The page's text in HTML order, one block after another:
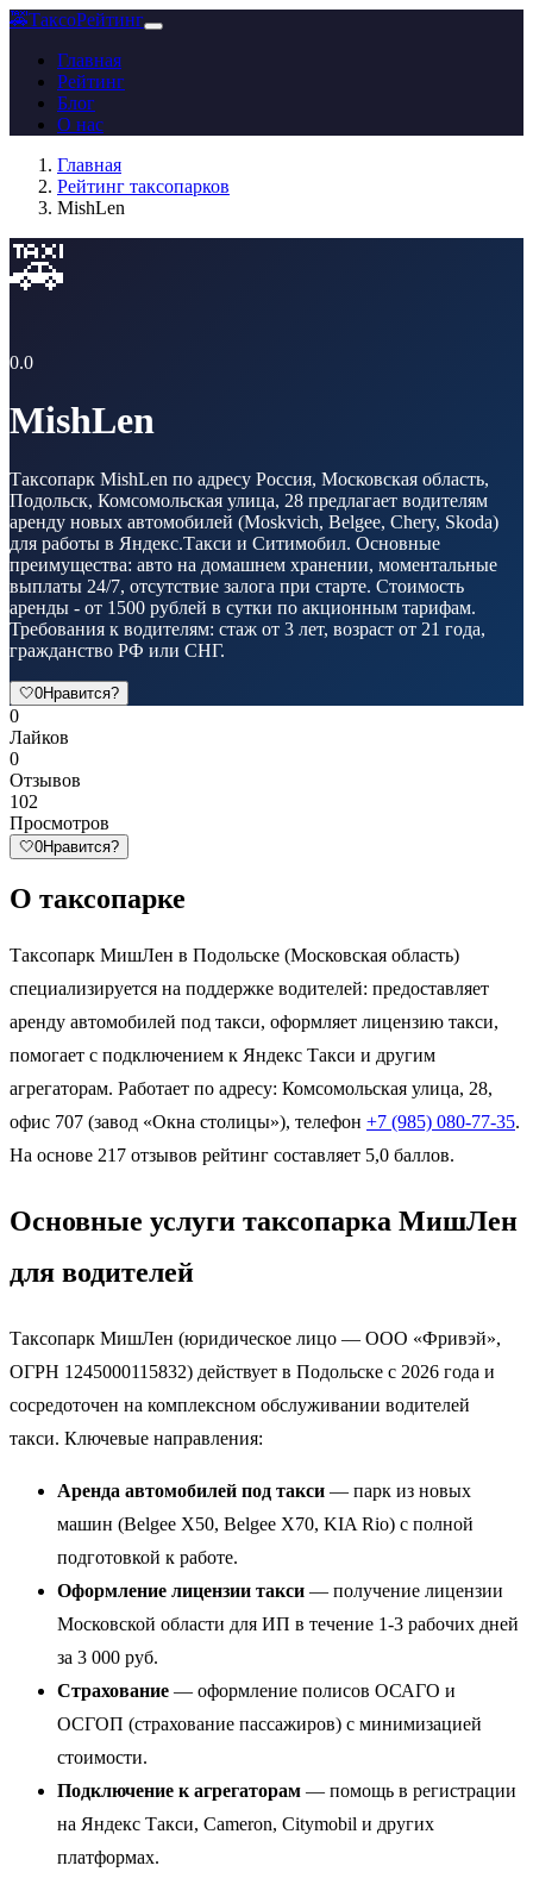
🚕ТаксоРейтинг
Главная
Рейтинг
Блог
О нас
Главная
Рейтинг таксопарков
MishLen
🚕
0.0
MishLen
Таксопарк MishLen по адресу Россия, Московская область,
Подольск, Комсомольская улица, 28 предлагает водителям
аренду новых автомобилей (Moskvich, Belgee, Chery, Skoda)
для работы в Яндекс.Такси и Ситимобил. Основные
преимущества: авто на домашнем хранении, моментальные
выплаты 24/7, отсутствие залога при старте. Стоимость
аренды - от 1500 рублей в сутки по акционным тарифам.
Требования к водителям: стаж от 3 лет, возраст от 21 года,
гражданство РФ или СНГ.
🤍0Нравится?
0
Лайков
0
Отзывов
102
Просмотров
🤍0Нравится?
О таксопарке
Таксопарк МишЛен в Подольске (Московская область)
специализируется на поддержке водителей: предоставляет
аренду автомобилей под такси, оформляет лицензию такси,
помогает с подключением к Яндекс Такси и другим
агрегаторам. Работает по адресу: Комсомольская улица, 28,
офис 707 (завод «Окна столицы»), телефон +7 (985) 080-77-35.
На основе 217 отзывов рейтинг составляет 5,0 баллов.
Основные услуги таксопарка МишЛен
для водителей
Таксопарк МишЛен (юридическое лицо — ООО «Фривэй»,
ОГРН 1245000115832) действует в Подольске с 2026 года и
сосредоточен на комплексном обслуживании водителей
такси. Ключевые направления:
Аренда автомобилей под такси — парк из новых
машин (Belgee X50, Belgee X70, KIA Rio) с полной
подготовкой к работе.
Оформление лицензии такси — получение лицензии
Московской области для ИП в течение 1-3 рабочих дней
за 3 000 руб.
Страхование — оформление полисов ОСАГО и
ОСГОП (страхование пассажиров) с минимизацией
стоимости.
Подключение к агрегаторам — помощь в регистрации
на Яндекс Такси, Cameron, Citymobil и других
платформах.